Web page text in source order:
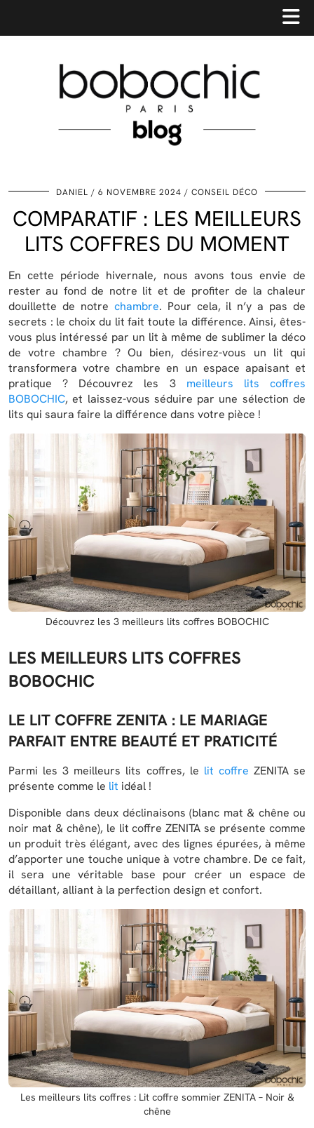
DANIEL 6 NOVEMBRE 2024 CONSEIL DÉCO
COMPARATIF : LES MEILLEURS
LITS COFFRES DU MOMENT
En cette période hivernale, nous avons tous envie de
rester au fond de notre lit et de profiter de la chaleur
douillette de notre chambre. Pour cela, il n’y a pas de
secrets : le choix du lit fait toute la différence. Ainsi, êtes-
vous plus intéressé par un lit à même de sublimer la déco
de votre chambre ? Ou bien, désirez-vous un lit qui
transformera votre chambre en un espace apaisant et
pratique ? Découvrez les 3 meilleurs lits coffres
BOBOCHIC, et laissez-vous séduire par une sélection de
lits qui saura faire la différence dans votre pièce !
Découvrez les 3 meilleurs lits coffres BOBOCHIC
LES MEILLEURS LITS COFFRES
BOBOCHIC
LE LIT COFFRE ZENITA : LE MARIAGE
PARFAIT ENTRE BEAUTÉ ET PRATICITÉ
Parmi les 3 meilleurs lits coffres, le lit coffre ZENITA se
présente comme le lit idéal !
Disponible dans deux déclinaisons (blanc mat & chêne ou
noir mat & chêne), le lit coffre ZENITA se présente comme
un produit très élégant, avec des lignes épurées, à même
d’apporter une touche unique à votre chambre. De ce fait,
il sera une véritable base pour créer un espace de
détaillant, alliant à la perfection design et confort.
Les meilleurs lits coffres : Lit coffre sommier ZENITA – Noir &
chêne